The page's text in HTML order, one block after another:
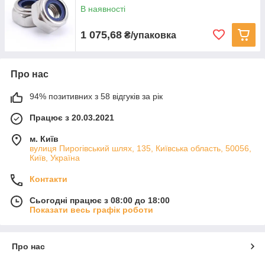
В наявності
1 075,68 ₴/упаковка
Про нас
94% позитивних з 58 відгуків за рік
Працює з 20.03.2021
м. Київ
вулиця Пирогівський шлях, 135, Київська область, 50056,
Київ, Україна
Контакти
Сьогодні працює з 08:00 до 18:00
Показати весь графік роботи
Про нас